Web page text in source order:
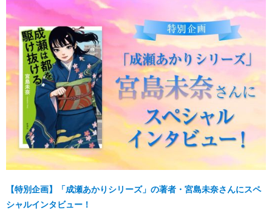
【特別企画】「成瀬あかりシリーズ」の著者・宮島未奈さんにスペ
シャルインタビュー！